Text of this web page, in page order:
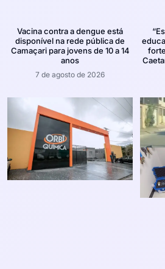
Vacina contra a dengue está
disponível na rede pública de
Camaçari para jovens de 10 a 14
anos
7 de agosto de 2026